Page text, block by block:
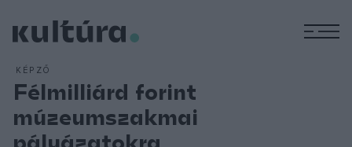
KÉPZŐ
Félmilliárd forint
múzeumszakmai
pályázatokra